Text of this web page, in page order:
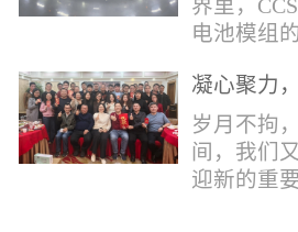
明显：1.
环设备提
每一枚锡
激光一次
小、锡厚
馈每一份
的技术、
势与零缺
们的CCS
获大量订
开、排期
界里，
电池模组
电，更承
号的实时
与BMS电
桥梁。而
凝心聚力
激光年度
岁月不拘
间，我们
迎新的重